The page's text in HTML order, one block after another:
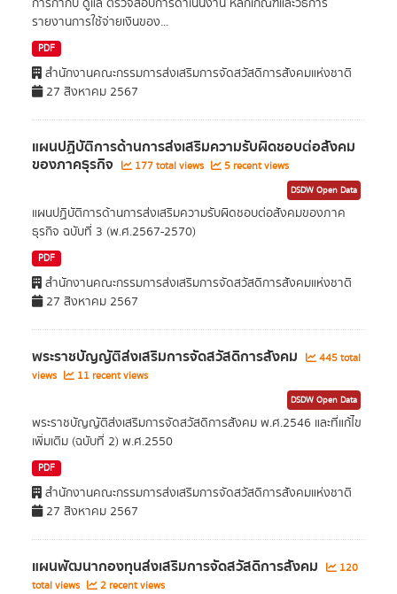
การกำกับ ดูแล ตรวจสอบการดำเนินงาน หลักเกณฑ์และวิธีการ
รายงานการใช้จ่ายเงินของ...
PDF
สำนักงานคณะกรรมการส่งเสริมการจัดสวัสดิการสังคมแห่งชาติ
27 สิงหาคม 2567
แผนปฏิบัติการด้านการส่งเสริมความรับผิดชอบต่อสังคม
ของภาคธุรกิจ 177 total views 5 recent views
DSDW Open Data
แผนปฏิบัติการด้านการส่งเสริมความรับผิดชอบต่อสังคมของภาค
ธุรกิจ ฉบับที่ 3 (พ.ศ.2567-2570)
PDF
สำนักงานคณะกรรมการส่งเสริมการจัดสวัสดิการสังคมแห่งชาติ
27 สิงหาคม 2567
พระราชบัญญัติส่งเสริมการจัดสวัสดิการสังคม
445 total
views
11 recent views
DSDW Open Data
พระราชบัญญัติส่งเสริมการจัดสวัสดิการสังคม พ.ศ.2546 และที่แก้ไข
เพิ่มเติม (ฉบับที่ 2) พ.ศ.2550
PDF
สำนักงานคณะกรรมการส่งเสริมการจัดสวัสดิการสังคมแห่งชาติ
27 สิงหาคม 2567
แผนพัฒนากองทุนส่งเสริมการจัดสวัสดิการสังคม
120
total views
2 recent views